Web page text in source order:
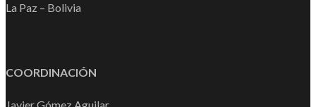
La Paz – Bolivia
COORDINACIÓN